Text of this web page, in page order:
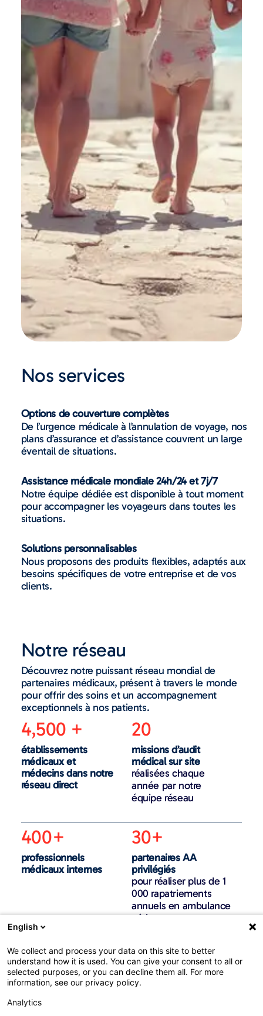
Nos services
Options de couverture complètes
De l’urgence médicale à l’annulation de voyage, nos
plans d’assurance et d’assistance couvrent un large
éventail de situations.
Assistance médicale mondiale 24h/24 et 7j/7
Notre équipe dédiée est disponible à tout moment
pour accompagner les voyageurs dans toutes les
situations.
Solutions personnalisables
Nous proposons des produits flexibles, adaptés aux
besoins spécifiques de votre entreprise et de vos
clients.
Notre réseau
Découvrez notre puissant réseau mondial de
partenaires médicaux, présent à travers le monde
pour offrir des soins et un accompagnement
exceptionnels à nos patients.
4,500 +
établissements
médicaux et
médecins dans notre
réseau direct
20
missions d’audit
médical sur site
réalisées chaque
année par notre
équipe réseau
400+
professionnels
médicaux internes
30+
partenaires AA
privilégiés
pour réaliser plus de 1
000 rapatriements
annuels en ambulance
aérienne
200+
pays couverts
English
We collect and process your data on this site to better
understand how it is used. You can give your consent to all or
selected purposes, or you can decline them all. For more
information, see our privacy policy.
Analytics